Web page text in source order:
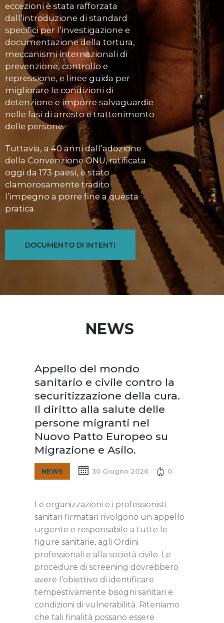
eccezioni è stata rafforzata
dall’introduzione di standard
specifici per l’investigazione e
documentazione della tortura,
meccanismi internazionali di
prevenzione, controllo e
repressione, e linee guida per
migliorare le condizioni di
detenzione e imporre salvaguardie
nelle fasi di arresto e trattenimento
delle persone.
Tuttavia, a 40 anni dall’adozione
della Convenzione ONU, ratificata
oggi da 173 paesi, è stato
clamorosamente tradito
l’impegno a porre fine a questa
pratica.
DOCUMENTO DI INTENTI
NEWS
Appello del mondo
sanitario e civile contro la
securitizzazione della cura.
Il diritto alla salute delle
persone migranti nel
Nuovo Patto Europeo su
Migrazione e Asilo.
NEWS 30 Giugno 2026 0
Le organizzazioni e i professionisti
sanitari firmatari rivolgono un appello
urgente e responsabile a tutte le
figure sanitarie, agli Ordini
professionali e alla società civile. Le
procedure di screening dovrebbero
avere l’obiettivo di identificare
tempestivamente bisogni sanitari e
condizioni di vulnerabilità. Riteniamo
che tali finalità possano essere